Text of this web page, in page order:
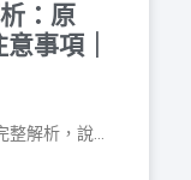
：原
事項｜